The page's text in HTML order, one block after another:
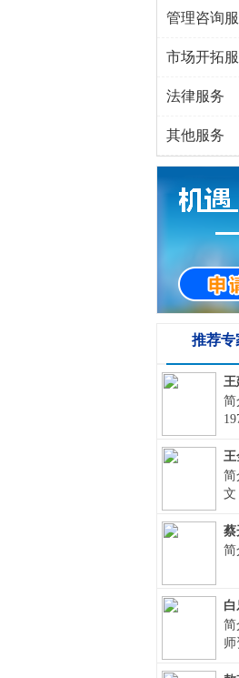
管理咨询
市场开拓
法律服务
其他服务
推荐专
王
简
业
现
作
址
议
专
王
简
文
四
等
五
（
体
蔡
简
简